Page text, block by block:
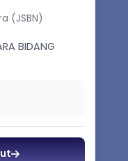
(JSBN)
BIDANG